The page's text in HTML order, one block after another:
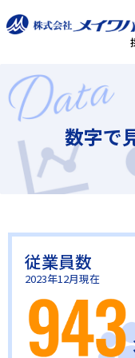
数字で
従業員数
2023年12月現在